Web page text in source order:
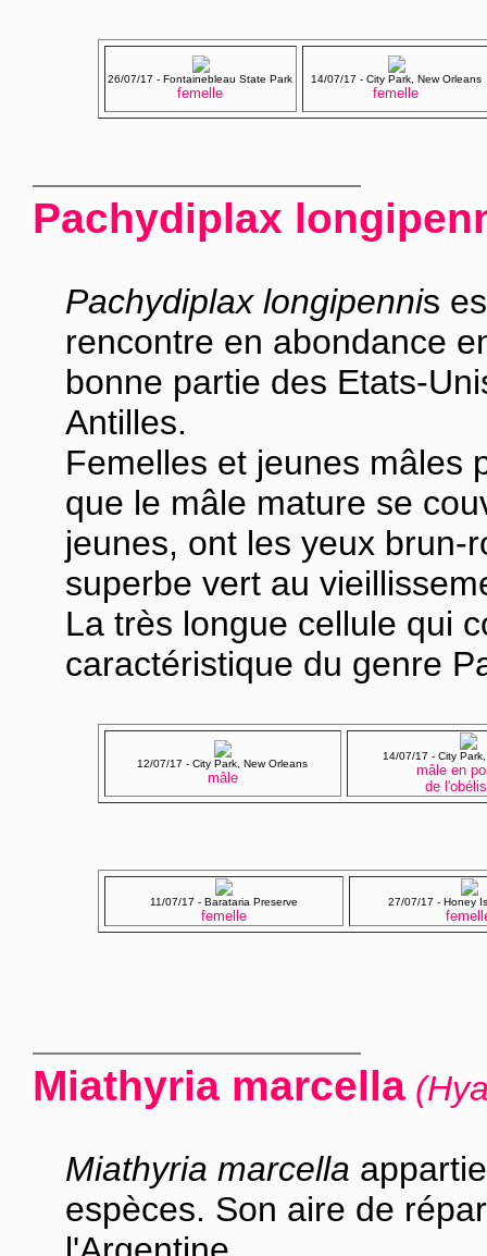
26/07/17 - Fontainebleau State Park
femelle
14/07/17 - City Park, New Orleans
femelle
Pachydiplax
Pachydiplax longipennis
rencontre en abondance
bonne partie des Etats-
Antilles.
Femelles et jeunes mâles
que le mâle mature se
jeunes, ont les yeux brun-
superbe vert au
La très longue cellule qui
caractéristique du genre
12/07/17 - City Park, New Orleans
mâle
14/07/17 - City
mâle en
de
11/07/17 - Barataria Preserve
femelle
27/07/17 - Honey
Miathyria marcella
Miathyria marcella
espèces. Son aire de